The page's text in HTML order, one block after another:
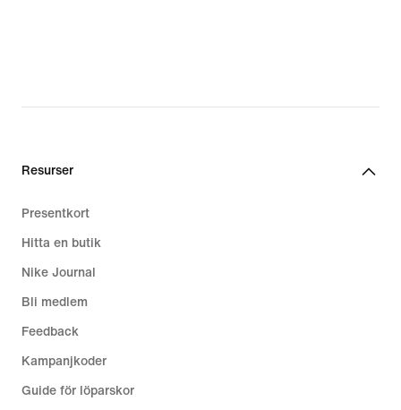
Resurser
Presentkort
Hitta en butik
Nike Journal
Bli medlem
Feedback
Kampanjkoder
Guide för löparskor